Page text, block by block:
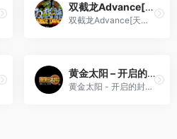
双截龙Advance[天使汉化组](简)(JP)(32Mb)
双截龙Advance[天使汉化组](简)(JP)(32Mb)
黄金太阳 – 开启的封印[CGP&Elffinal](简)(JP)(70.62Mb)
黄金太阳 - 开启的封印[CGP&Elffinal](简)(JP)(70.62Mb)